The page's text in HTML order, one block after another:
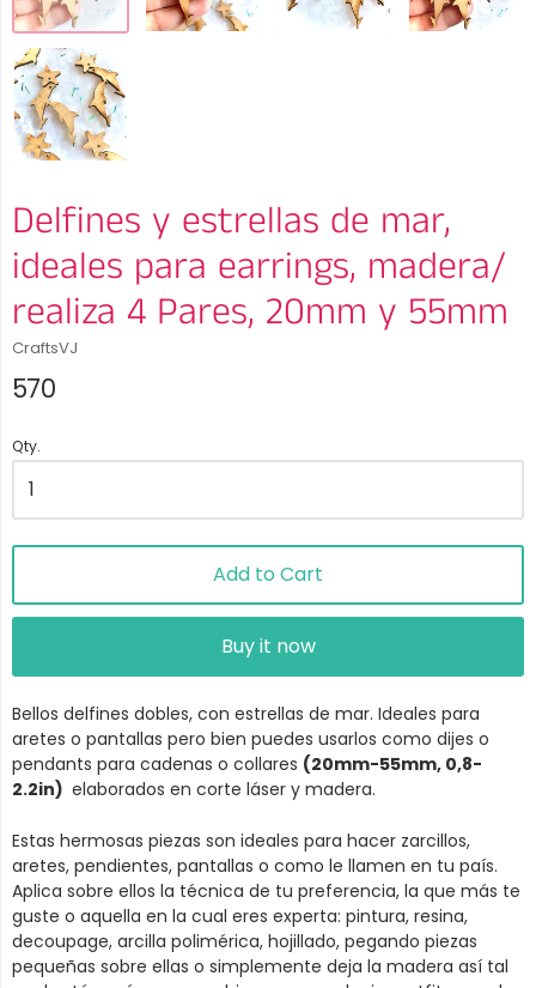
Delfines y estrellas de mar,
ideales para earrings, madera/
realiza 4 Pares, 20mm y 55mm
CraftsVJ
570
Qty.
Add to Cart
Buy it now
Bellos delfines dobles, con estrellas de mar. Ideales para
aretes o pantallas pero bien puedes usarlos como dijes o
pendants para cadenas o collares (20mm-55mm, 0,8-
2.2in) elaborados en corte láser y madera.
Estas hermosas piezas son ideales para hacer zarcillos,
aretes, pendientes, pantallas o como le llamen en tu país.
Aplica sobre ellos la técnica de tu preferencia, la que más te
guste o aquella en la cual eres experta: pintura, resina,
decoupage, arcilla polimérica, hojillado, pegando piezas
pequeñas sobre ellas o simplemente deja la madera así tal